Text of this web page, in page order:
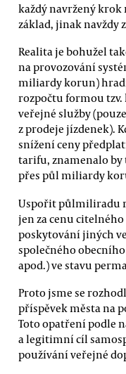
každý navržený
základ, jinak navždy
Realita je bohužel
na provozování
miliardy korun)
rozpočtu formou
veřejné služby
z prodeje jízdenek).
snížení ceny
tarifu, znamenalo by
přes půl miliardy
Uspořit půlmiliradu
jen za cenu
poskytování jiných
společného
apod.) ve stavu
Proto jsme se
příspěvek města na
Toto opatření podle
a legitimní cíl
používání veřejné